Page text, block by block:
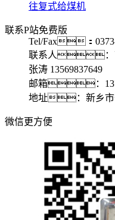
往复式给煤机
联系P站免费版
Tel/Fax：0373-
联系人：苗
张涛 13569837649
邮箱：
地址：新乡市
微信更方便